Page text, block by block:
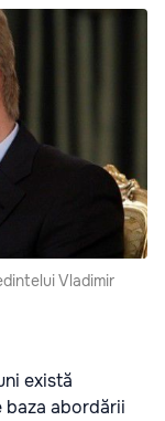
Vladimir
există
abordării